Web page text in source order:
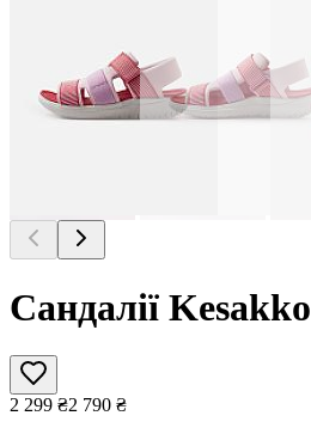
Сандалії Kesakko
2 299 ₴2 790 ₴